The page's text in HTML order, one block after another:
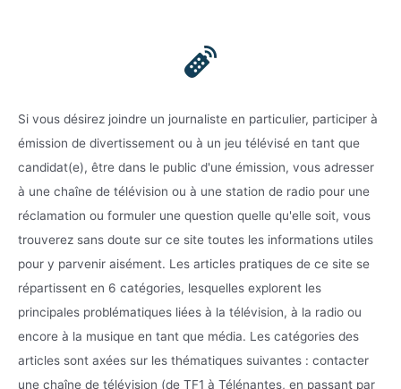
Si vous désirez joindre un journaliste en particulier, participer à
émission de divertissement ou à un jeu télévisé en tant que
candidat(e), être dans le public d'une émission, vous adresser
à une chaîne de télévision ou à une station de radio pour une
réclamation ou formuler une question quelle qu'elle soit, vous
trouverez sans doute sur ce site toutes les informations utiles
pour y parvenir aisément. Les articles pratiques de ce site se
répartissent en 6 catégories, lesquelles explorent les
principales problématiques liées à la télévision, à la radio ou
encore à la musique en tant que média. Les catégories des
articles sont axées sur les thématiques suivantes : contacter
une chaîne de télévision (de TF1 à Télénantes, en passant par